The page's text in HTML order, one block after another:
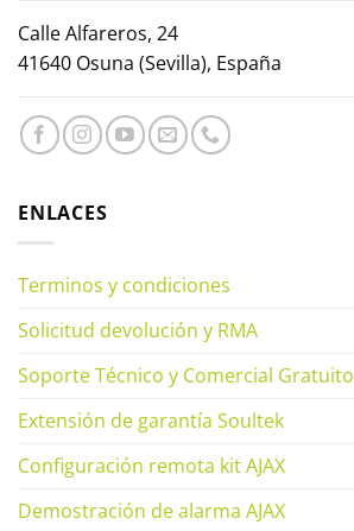
Calle Alfareros, 24
41640 Osuna (Sevilla), España
ENLACES
Terminos y condiciones
Solicitud devolución y RMA
Soporte Técnico y Comercial Gratuito
Extensión de garantía Soultek
Configuración remota kit AJAX
Demostración de alarma AJAX